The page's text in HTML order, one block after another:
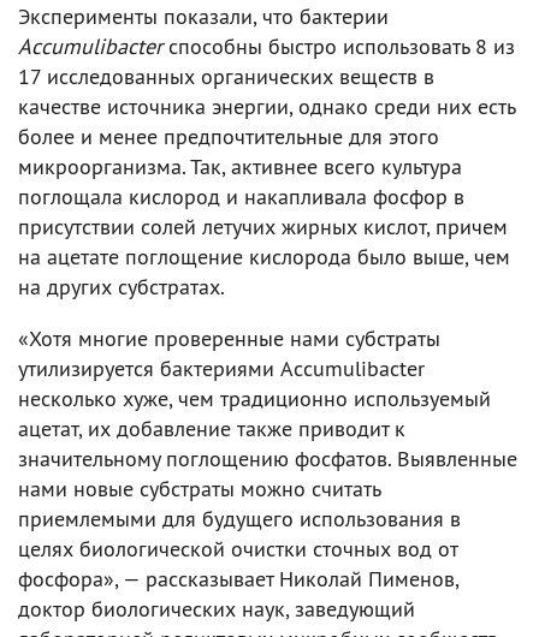
Эксперименты показали, что бактерии
Accumulibacterспособны быстро использовать 8 из
17 исследованных органических веществ в
качестве источника энергии, однако среди них есть
более и менее предпочтительные для этого
микроорганизма. Так, активнее всего культура
поглощала кислород и накапливала фосфор в
присутствии солей летучих жирных кислот, причем
на ацетате поглощение кислорода было выше, чем
на других субстратах.
«Хотя многие проверенные нами субстраты
утилизируется бактериями Accumulibacter
несколько хуже, чем традиционно используемый
ацетат, их добавление также приводит к
значительному поглощению фосфатов. Выявленные
нами новые субстраты можно считать
приемлемыми для будущего использования в
целях биологической очистки сточных вод от
фосфора», — рассказывает Николай Пименов,
доктор биологических наук, заведующий